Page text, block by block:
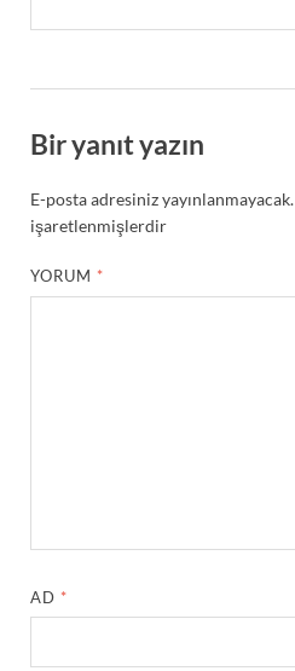
Bir yanıt yazın
E-posta adresiniz yayınlanmayacak.
işaretlenmişlerdir
YORUM *
AD *